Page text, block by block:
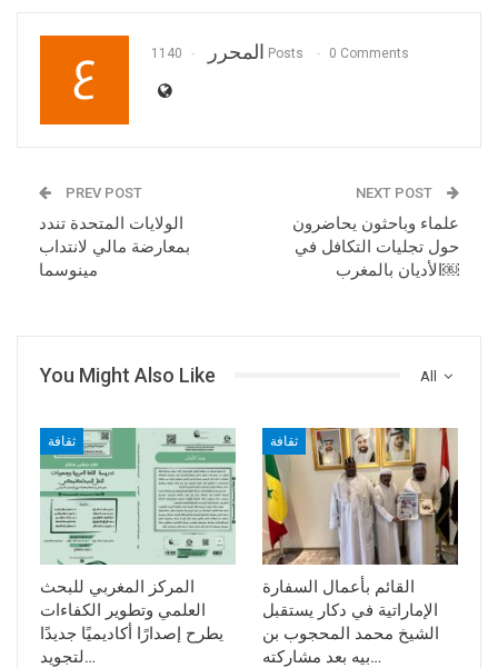
المحرر 1140 Posts 0 Comments
PREV POST
الولايات المتحدة تندد
بمعارضة مالي لانتداب
NEXT POST
علماء وباحثون يحاضرون
حول تجليات التكافل في
الأديان بالمغرب￼
All
You Might Also Like
ثقافة
المركز المغربي للبحث
العلمي وتطوير الكفاءات
يطرح إصدارًا أكاديميًا جديدًا
لتجويد…
ثقافة
القائم بأعمال السفارة
الإماراتية في دكار يستقبل
الشيخ محمد المحجوب بن
بيه بعد مشاركته…